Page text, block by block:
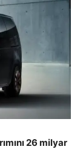
26 milyar